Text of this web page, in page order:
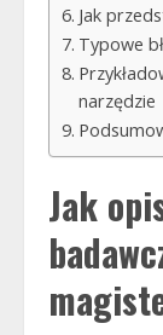
Jak
Typowe
narzędzie
Jak